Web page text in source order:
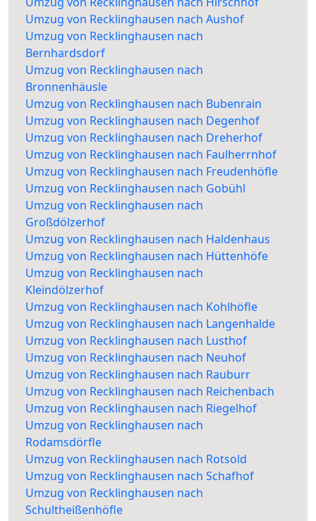
Umzug von Recklinghausen nach Aushof
Umzug von Recklinghausen nach
Bernhardsdorf
Umzug von Recklinghausen nach
Bronnenhäusle
Umzug von Recklinghausen nach Bubenrain
Umzug von Recklinghausen nach Degenhof
Umzug von Recklinghausen nach Dreherhof
Umzug von Recklinghausen nach Faulherrnhof
Umzug von Recklinghausen nach Freudenhöfle
Umzug von Recklinghausen nach Gobühl
Umzug von Recklinghausen nach
Großdölzerhof
Umzug von Recklinghausen nach Haldenhaus
Umzug von Recklinghausen nach Hüttenhöfe
Umzug von Recklinghausen nach
Kleindölzerhof
Umzug von Recklinghausen nach Kohlhöfle
Umzug von Recklinghausen nach Langenhalde
Umzug von Recklinghausen nach Lusthof
Umzug von Recklinghausen nach Neuhof
Umzug von Recklinghausen nach Rauburr
Umzug von Recklinghausen nach Reichenbach
Umzug von Recklinghausen nach Riegelhof
Umzug von Recklinghausen nach
Rodamsdörfle
Umzug von Recklinghausen nach Rotsold
Umzug von Recklinghausen nach Schafhof
Umzug von Recklinghausen nach
Schultheißenhöfle